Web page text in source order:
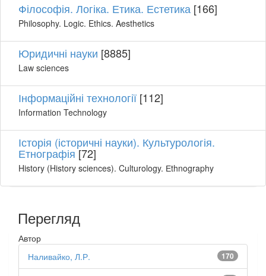
Філософія. Логіка. Етика. Естетика [166]
Philosophy. Logic. Ethics. Aesthetics
Юридичні науки [8885]
Law sciences
Інформаційні технології [112]
Information Technology
Історія (історичні науки). Культурологія.
Етнографія[72]
History (History sciences). Culturology. Еthnography
Перегляд
Автор
170
Наливайко, Л.Р.